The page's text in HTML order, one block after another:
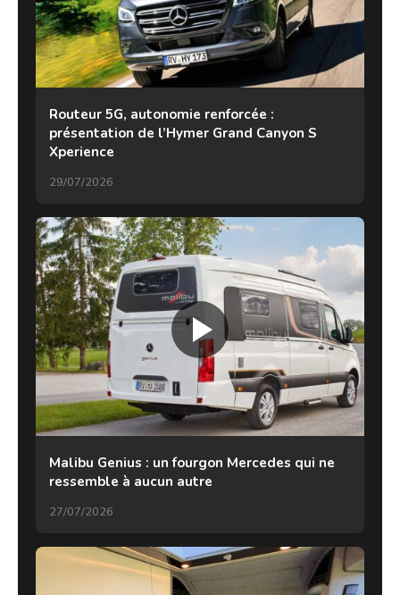
Routeur 5G, autonomie renforcée :
présentation de l’Hymer Grand Canyon S
Xperience
29/07/2026
Malibu Genius : un fourgon Mercedes qui ne
ressemble à aucun autre
27/07/2026